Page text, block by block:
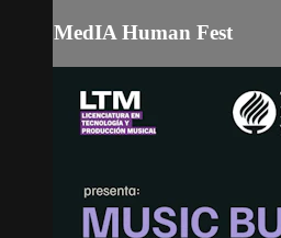
MedIA Human Fest